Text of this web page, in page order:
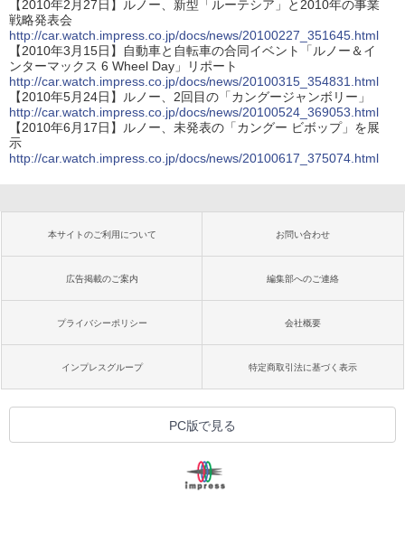
【2010年2月27日】ルノー、新型「ルーテシア」と2010年の事業
戦略発表会
http://car.watch.impress.co.jp/docs/news/20100227_351645.html
【2010年3月15日】自動車と自転車の合同イベント「ルノー＆イ
ンターマックス 6 Wheel Day」リポート
http://car.watch.impress.co.jp/docs/news/20100315_354831.html
【2010年5月24日】ルノー、2回目の「カングージャンボリー」
http://car.watch.impress.co.jp/docs/news/20100524_369053.html
【2010年6月17日】ルノー、未発表の「カングー ビボップ」を展
示
http://car.watch.impress.co.jp/docs/news/20100617_375074.html
本サイトのご利用について お問い合わせ
広告掲載のご案内 編集部へのご連絡
プライバシーポリシー 会社概要
インプレスグループ 特定商取引法に基づく表示
PC版で見る